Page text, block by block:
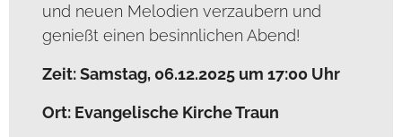
und neuen Melodien verzaubern und
genießt einen besinnlichen Abend!
Zeit: Samstag, 06.12.2025 um 17:00 Uhr
Ort: Evangelische Kirche Traun